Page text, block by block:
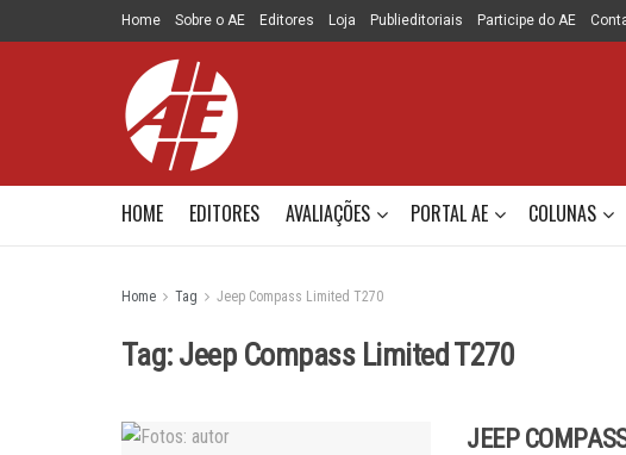
Home Sobre o AE Editores Loja Publieditoriais Participe do AE
HOME EDITORES AVALIAÇÕES PORTAL AE COLUNAS
Home Tag Jeep Compass Limited T270
Tag: Jeep Compass Limited T270
JEEP